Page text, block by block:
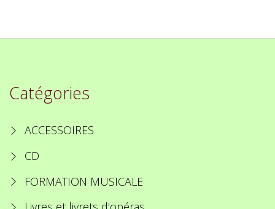
Catégories
ACCESSOIRES
CD
FORMATION MUSICALE